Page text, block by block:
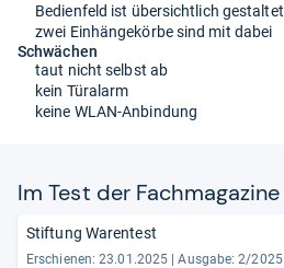
Bedienfeld ist übersichtlich gestaltet
zwei Einhängekörbe sind mit dabei
Schwächen
taut nicht selbst ab
kein Türalarm
keine WLAN-Anbindung
Im Test der Fach­ma­ga­zine
Stiftung Warentest
Erschienen: 23.01.2025 | Ausgabe: 2/2025